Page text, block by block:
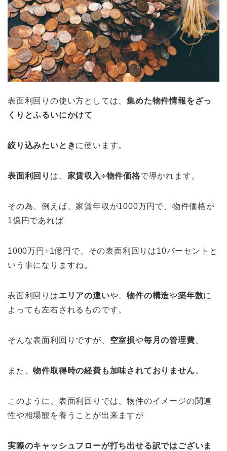
表面利回りの使い方としては、集めた物件情報をざっ
くりとふるいにかけて
絞り込みたいときに使います。
表面利回り は、 家賃収入÷物件価格で導かれます。
その為、例えば、家賃年収が1000万円で、物件価格が
1億円であれば
1000万円÷1億円で、その表面利回りは10パーセントと
いう事になりますね。
表面利回りはエリアの違いや、物件の構造や築年数に
よっても左右されるものです。
そんな表面利回りですが、 空室損や毎月の管理費
また、物件取得時の経費も加味されておりません。
このように、表面利回りでは、物件のイメージの関連
性や相場観を養うことが出来ますが
実際のキャッシュフローが打ち出せる訳ではございま